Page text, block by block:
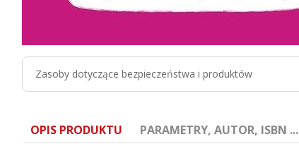
Zasoby dotyczące bezpieczeństwa i produktów
OPIS PRODUKTU PARAMETRY, AUTOR, ISBN ...